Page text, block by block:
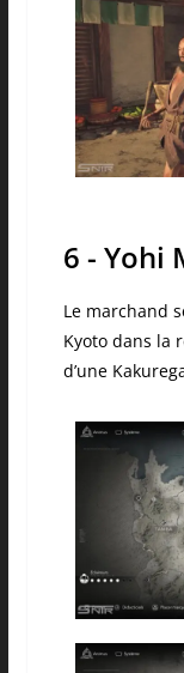
6 - Yohi
Le marchand
Kyoto dans la
d’une